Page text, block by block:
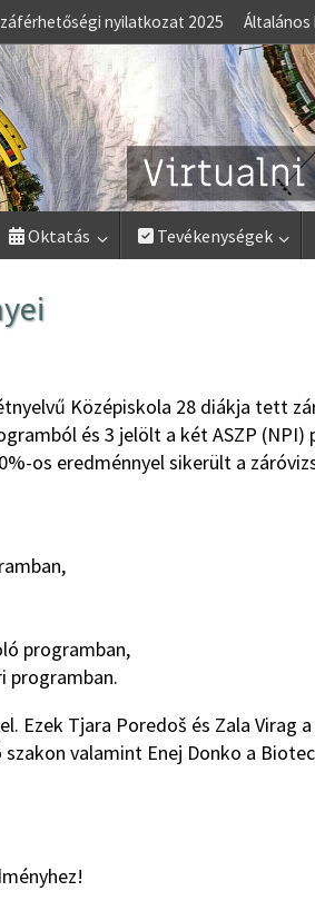
nyilatkozat 2025
Oktatás Tevékenységek
Középiskola 28 diákja tett
és 3 jelölt a két ASZP (NPI)
os eredménnyel sikerült a
programban,
programban.
Ezek Tjara Poredoš és Zala Virag
valamint Enej Donko a